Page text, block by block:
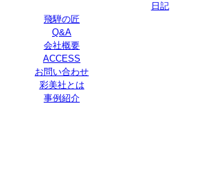
日記
飛騨の匠
Q&A
会社概要
ACCESS
お問い合わせ
彩美社とは
事例紹介